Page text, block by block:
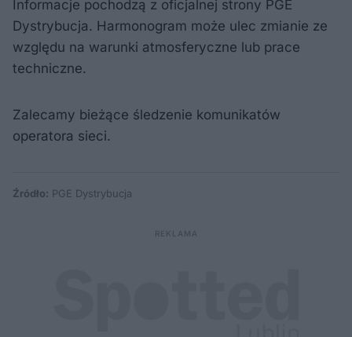
Informacje pochodzą z oficjalnej strony PGE
Dystrybucja. Harmonogram może ulec zmianie ze
względu na warunki atmosferyczne lub prace
techniczne.
Zalecamy bieżące śledzenie komunikatów
operatora sieci.
Źródło: PGE Dystrybucja